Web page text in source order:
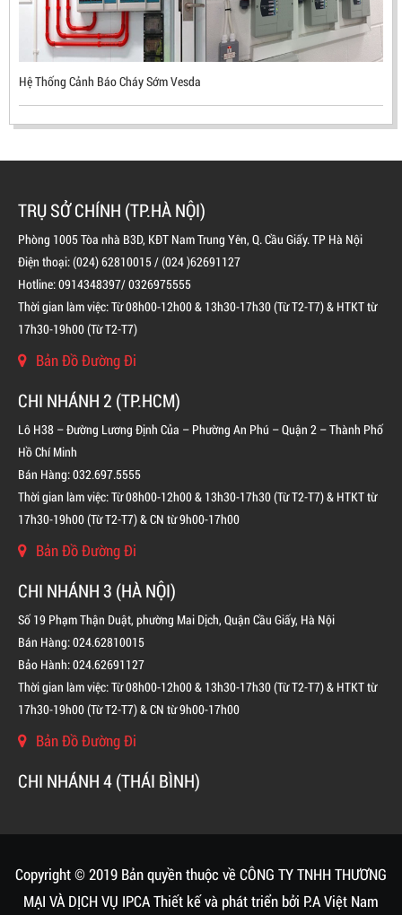
Mã sản phẩm: UX300
BÌNH CHỮA CHÁY KHÍ FM200 CHO TỦ ĐIỆN
LIÊN HỆ
Hệ Thống Cảnh Báo Cháy Sớm Vesda
TRỤ SỞ CHÍNH (TP.HÀ NỘI)
Phòng 1005 Tòa nhà B3D, KĐT Nam Trung Yên, Q. Cầu Giấy. TP Hà Nội
Điện thoại: (024) 62810015 / (024 )62691127
Hotline: 0914348397/ 0326975555
Thời gian làm việc: Từ 08h00-12h00 & 13h30-17h30 (Từ T2-T7) & HTKT từ
17h30-19h00 (Từ T2-T7)
Bản Đồ Đường Đi
CHI NHÁNH 2 (TP.HCM)
Lô H38 – Đường Lương Định Của – Phường An Phú – Quận 2 – Thành Phố
Hồ Chí Minh
Bán Hàng: 032.697.5555
Thời gian làm việc: Từ 08h00-12h00 & 13h30-17h30 (Từ T2-T7) & HTKT từ
17h30-19h00 (Từ T2-T7) & CN từ 9h00-17h00
Bản Đồ Đường Đi
CHI NHÁNH 3 (HÀ NỘI)
Số 19 Phạm Thận Duật, phường Mai Dịch, Quận Cầu Giấy, Hà Nội
Bán Hàng: 024.62810015
Bảo Hành: 024.62691127
Thời gian làm việc: Từ 08h00-12h00 & 13h30-17h30 (Từ T2-T7) & HTKT từ
17h30-19h00 (Từ T2-T7) & CN từ 9h00-17h00
Bản Đồ Đường Đi
CHI NHÁNH 4 (THÁI BÌNH)
Copyright © 2019 Bản quyền thuộc về CÔNG TY TNHH THƯƠNG
MẠI VÀ DỊCH VỤ IPCAThiết kế và phát triển bởi P.A Việt Nam